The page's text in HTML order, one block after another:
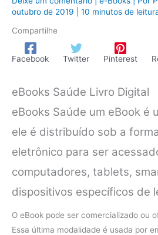
outubro de 2019
10 minutos de
Compartilhe
Facebook Twitter Pinterest
eBooks Saúde Livro Digital
eBooks Saúde um eBook é
ele é distribuído sob a
eletrônico para ser
computadores, tablets,
dispositivos específicos de
O eBook pode ser comercializado ou
Essa última modalidade é usada por